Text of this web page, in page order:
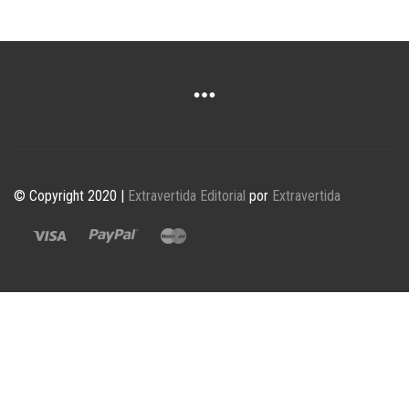
© Copyright 2020 | Extravertida Editorial por Extravertida